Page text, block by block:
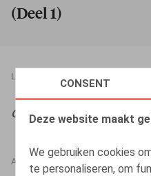
CONSENT
Deze website maakt
We gebruiken cookies
te personaliseren, om
(Deel 1)
Oriëntatie , 2024, afl. 8, pp.
AUTEURS